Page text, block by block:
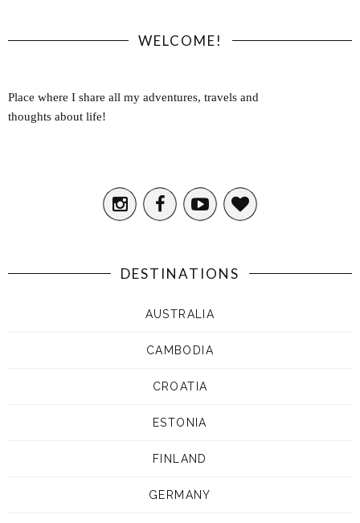
WELCOME!
Place where I share all my adventures, travels and
thoughts about life!
DESTINATIONS
AUSTRALIA
CAMBODIA
CROATIA
ESTONIA
FINLAND
GERMANY